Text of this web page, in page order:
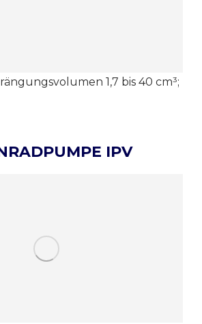
1,7 bis 40 cm³;
IPV